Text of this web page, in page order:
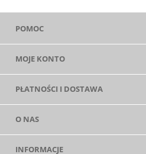
POMOC
MOJE KONTO
PŁATNOŚCI I DOSTAWA
O NAS
INFORMACJE